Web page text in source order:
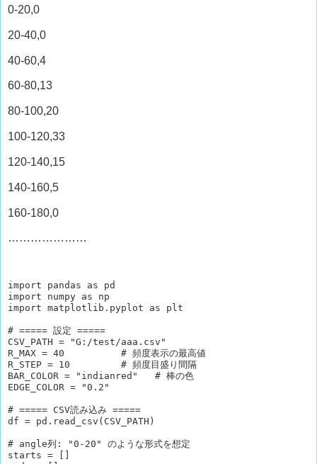
0-20,0
20-40,0
40-60,4
60-80,13
80-100,20
100-120,33
120-140,15
140-160,5
160-180,0
…………………
import pandas as pd
import numpy as np
import matplotlib.pyplot as plt
# ===== 設定 =====
CSV_PATH = "G:/test/aaa.csv"
R_MAX = 40          # 頻度表示の最高値
R_STEP = 10         # 頻度目盛り間隔
BAR_COLOR = "indianred"   # 棒の色
EDGE_COLOR = "0.2"
# ===== CSV読み込み =====
df = pd.read_csv(CSV_PATH)
# angle列: "0-20" のような形式を想定
starts = []